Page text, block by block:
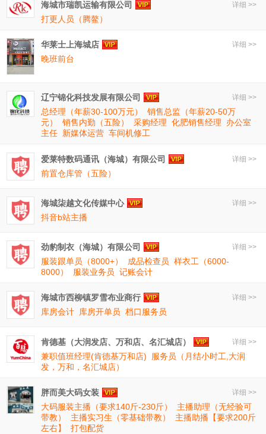
详细 >>
海城市瑞凯运输有限公司
打更人员（腾鳌）
详细 >>
华莱士上海城店
晚班前台
详细 >>
辽宁锦化科技发展有限公司
总经理（年薪30-100万元）
销售总监（年薪20-50万
元）
销售内勤（五险） 采购经理 化肥销售经理
办公室
主任 新媒体运营 车间机修工
详细 >>
爱莱特数码通讯（海城）有限公司
前置仓库管（五险）
详细 >>
海城柒越文化传媒中心
抖音b站主播
详细 >>
劲豹制衣（海城）有限公司
服装跟单员（8000+）
成品检查员 样衣工（6000-
8000）
服装业务员 记账会计
详细 >>
海城市西柳镇罗雪布业商行
库房会计 库房开单员 档口服务员
详细 >>
肯德基（大润发店、万和店、名汇城店）
兼职值班经理(肯德基万和店)
服务员（月结小时工,大润
发，万和，名汇城店）
详细 >>
胖而美大码女装
大码服装主播（要求140斤-230斤）
主播助理（无经验可
带教）
主播实习生（零基础带教）
主播助播【要求200斤
左右】
打包配货